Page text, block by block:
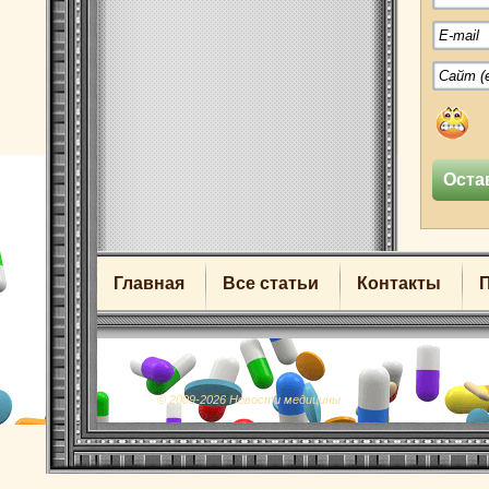
Главная Все статьи Контакты
© 2009-2026 Новости медицины